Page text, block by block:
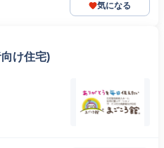
気になる
け住宅)